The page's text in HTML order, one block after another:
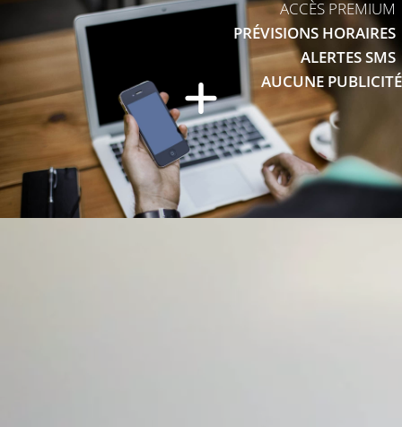
ACCÈS PREMIUM
PRÉVISIONS HORAIRES
ALERTES SMS
AUCUNE PUBLICITÉ